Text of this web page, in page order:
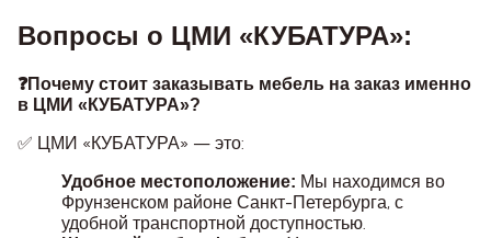
Вопросы о ЦМИ «КУБАТУРА»:
❓Почему стоит заказывать мебель на заказ именно
в ЦМИ «КУБАТУРА»?
✅ ЦМИ «КУБАТУРА» — это:
Удобное местоположение: Мы находимся во
Фрунзенском районе Санкт-Петербурга, с
удобной транспортной доступностью.